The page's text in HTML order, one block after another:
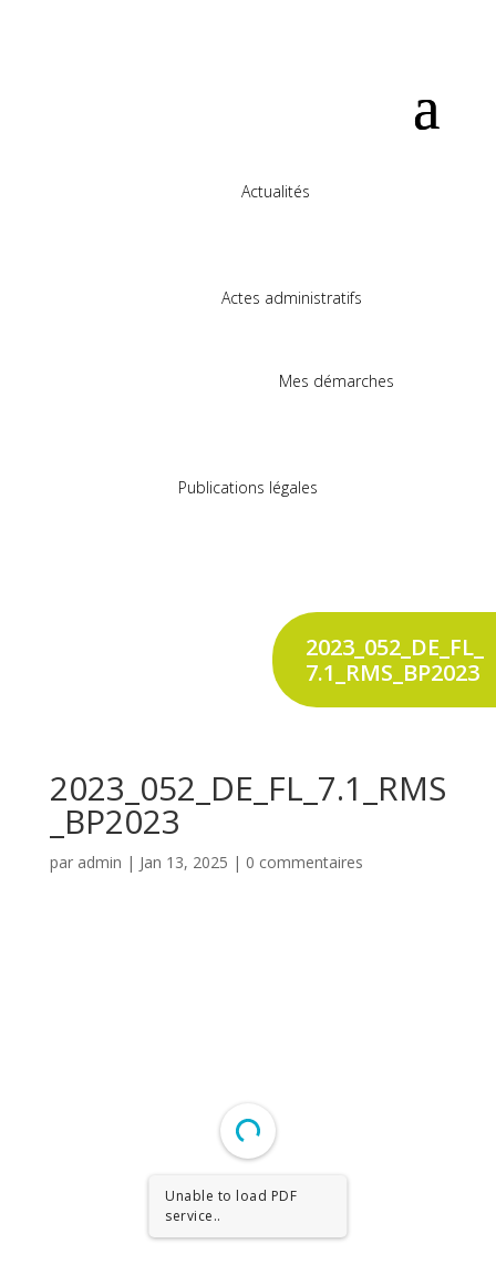
Actualités
Actes administratifs
Mes démarches
Publications légales
2023_052_DE_FL_
7.1_RMS_BP2023
2023_052_DE_FL_7.1_RMS
_BP2023
par admin | Jan 13, 2025 | 0 commentaires
Unable to load PDF
service..